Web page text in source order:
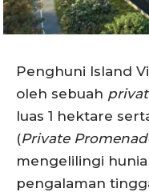
Penghuni Island
oleh sebuah
luas 1 hektare
(Private
mengelilingi
pengalaman